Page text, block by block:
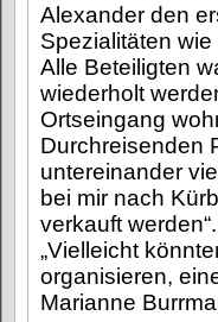
Alexander den
Spezialitäten
Alle Beteiligten
wiederholt
Ortseingang
Durchreisenden
untereinander
bei mir nach
verkauft werden“.
„Vielleicht
organisieren,
Marianne